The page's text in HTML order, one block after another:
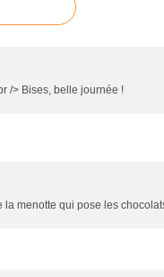
/> Bises, belle journée !
menotte qui pose les